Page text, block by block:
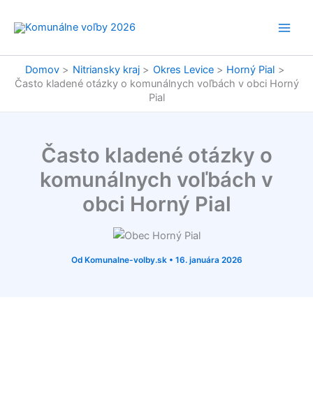
Domov Nitriansky kraj Okres Levice
Horný Pial
Často kladené otázky o komunálnych voľbách v obci Horný
Pial
Často kladené otázky o
komunálnych voľbách v
obci Horný Pial
Od Komunalne-volby.sk • 16. januára 2026